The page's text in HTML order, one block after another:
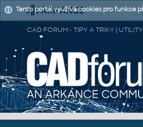
CAD FÓRUM - TIPY A TRIKY |
Tento portál využívá cookies pro funkce